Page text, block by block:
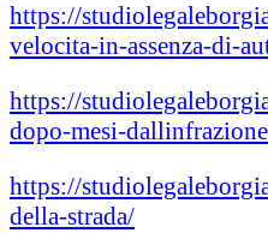
https://
velocita-in-assenza-di-
https://
dopo-mesi-
https://
della-strada/